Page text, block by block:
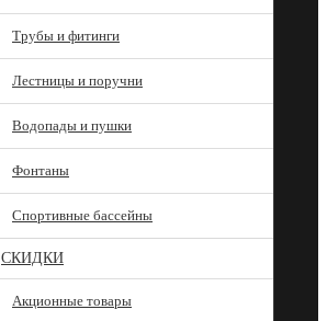
Трубы и фитинги
Лестницы и поручни
Водопады и пушки
Фонтаны
Спортивные бассейны
СКИДКИ
Акционные товары